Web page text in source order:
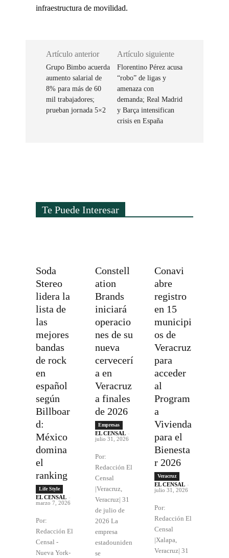
infraestructura de movilidad.
Artículo anterior
Grupo Bimbo acuerda
aumento salarial de
8% para más de 60
mil trabajadores;
prueban jornada 5×2
Artículo siguiente
Florentino Pérez acusa
“robo” de ligas y
amenaza con
demanda; Real Madrid
y Barça intensifican
crisis en España
Te Puede Interesar
Soda
Stereo
lidera la
lista de
las
mejores
bandas
de rock
en
español
según
Billboar
d:
México
domina
el
ranking
Life Style
EL CENSAL -
marzo 7, 2026
Por:
Redacción El
Censal -
Nueva York-
Constell
ation
Brands
iniciará
operacio
nes de su
nueva
cervecerí
a en
Veracruz
a finales
de 2026
Empresas
EL CENSAL -
julio 31, 2026
Por:
Redacción El
Censal
|Veracruz,
Veracruz| 31
de julio de
2026 La
empresa
estadouniden
se
Conavi
abre
registro
en 15
municipi
os de
Veracruz
para
acceder
al
Program
a
Vivienda
para el
Bienesta
r 2026
Veracruz
EL CENSAL -
julio 31, 2026
Por:
Redacción El
Censal
|Xalapa,
Veracruz| 31